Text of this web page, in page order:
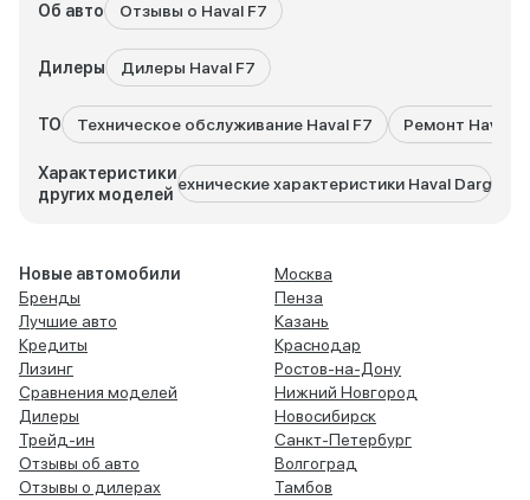
Об авто Отзывы о Haval F7
Дилеры Дилеры Haval F7
ТО Техническое обслуживание Haval F7 Ремонт Haval
Характеристики
других моделей
Технические характеристики Haval Dargo
Новые автомобили
Бренды
Лучшие авто
Кредиты
Лизинг
Сравнения моделей
Дилеры
Трейд-ин
Отзывы об авто
Отзывы о дилерах
Москва
Пенза
Казань
Краснодар
Ростов-на-Дону
Нижний Новгород
Новосибирск
Санкт-Петербург
Волгоград
Тамбов